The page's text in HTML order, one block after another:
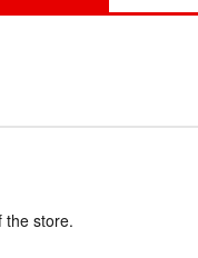
the store.